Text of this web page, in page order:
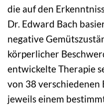
die auf den
Dr. Edward Bach
negative
körperlicher
entwickelte Therapie
von 38 verschiedenen
jeweils einem